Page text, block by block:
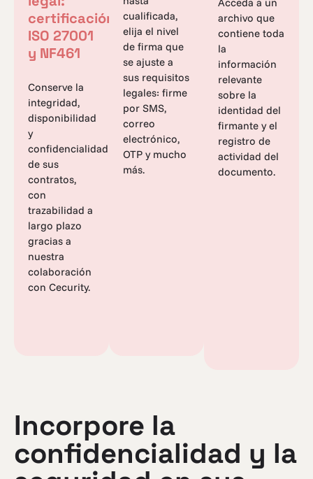
certificación
ISO 27001
y NF461
Conserve la
integridad,
disponibilidad
y
confidencialidad
de sus
contratos,
con
trazabilidad a
largo plazo
gracias a
nuestra
colaboración
con Cecurity.
cualificada,
elija el nivel
de firma que
se ajuste a
sus requisitos
legales: firme
por SMS,
correo
electrónico,
OTP y mucho
más.
archivo que
contiene toda
la
información
relevante
sobre la
identidad del
firmante y el
registro de
actividad del
documento.
Incorpore la
confidencialidad y la